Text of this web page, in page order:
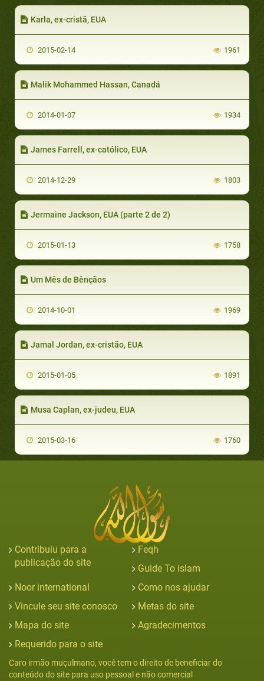
Karla, ex-cristã, EUA
2015-02-14 1961
Malik Mohammed Hassan, Canadá
2014-01-07 1934
James Farrell, ex-católico, EUA
2014-12-29 1803
Jermaine Jackson, EUA (parte 2 de 2)
2015-01-13 1758
Um Mês de Bênçãos
2014-10-01 1969
Jamal Jordan, ex-cristão, EUA
2015-01-05 1891
Musa Caplan, ex-judeu, EUA
2015-03-16 1760
Contribuiu para a
publicação do site
Feqh
Guide To islam
Noor international
Como nos ajudar
Vincule seu site conosco
Metas do site
Mapa do site
Agradecimentos
Requerido para o site
Caro irmão muçulmano, você tem o direito de beneficiar do
conteúdo do site para uso pessoal e não comercial